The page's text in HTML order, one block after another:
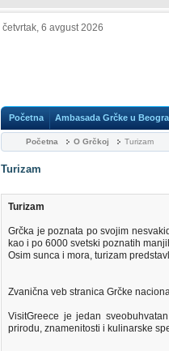
četvrtak, 6 avgust 2026
Početna Ambasada Grčke u
Početna O Grčkoj Turizam
Turizam
Turizam
Grčka je poznata po svojim
kao i po 6000 svetski poznatih
Osim sunca i mora, turizam
Zvanična veb stranica Grčke
VisitGreece je jedan
prirodu, znamenitosti i kulinarske